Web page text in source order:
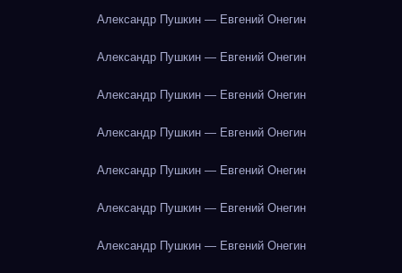
Александр Пушкин — Евгений Онегин
Александр Пушкин — Евгений Онегин
Александр Пушкин — Евгений Онегин
Александр Пушкин — Евгений Онегин
Александр Пушкин — Евгений Онегин
Александр Пушкин — Евгений Онегин
Александр Пушкин — Евгений Онегин